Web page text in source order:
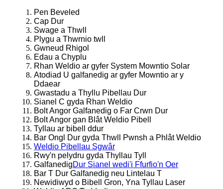
Pen Beveled
Cap Dur
Swage a Thwll
Plygu a Thwrnio twll
Gwneud Rhigol
Edau a Chyplu
Rhan Weldio ar gyfer System Mowntio Solar
Atodiad U galfanedig ar gyfer Mowntio ar y
Ddaear
Gwastadu a Thyllu Pibellau Dur
Sianel C gyda Rhan Weldio
Bolt Angor Galfanedig o Far Crwn Dur
Bolt Angor gan Blât Weldio Pibell
Tyllau ar bibell ddur
Bar Ongl Dur gyda Thwll Pwnsh a Phlât Weldio
Weldio Pibellau Sgwâr
Rwy'n pelydru gyda Thyllau Tyll
GalfanedigDur Sianel wedi'i Ffurfio'n Oer
Bar T Dur Galfanedig neu Lintelau T
Newidiwyd o Bibell Gron, Yna Tyllau Laser